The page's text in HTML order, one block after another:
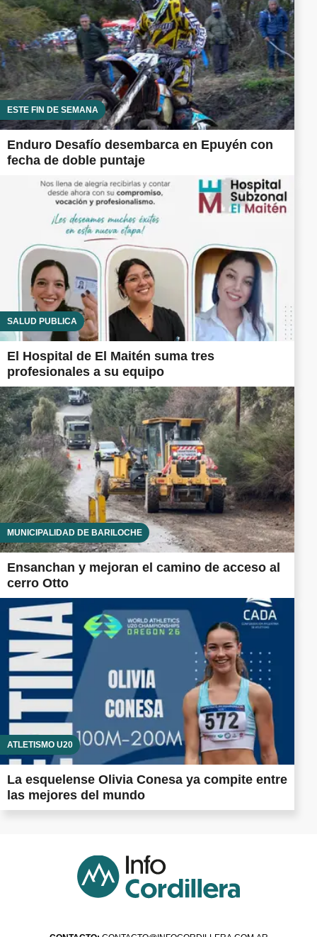
ESTE FIN DE SEMANA
Enduro Desafío desembarca en Epuyén con
fecha de doble puntaje
SALUD PÚBLICA
El Hospital de El Maitén suma tres
profesionales a su equipo
MUNICIPALIDAD DE BARILOCHE
Ensanchan y mejoran el camino de acceso al
cerro Otto
ATLETISMO U20
La esquelense Olivia Conesa ya compite entre
las mejores del mundo